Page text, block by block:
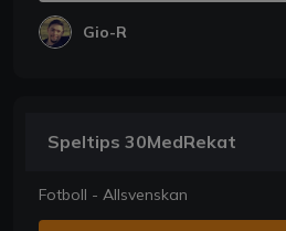
Gio-R
Speltips 30MedRekat
Fotboll - Allsvenskan